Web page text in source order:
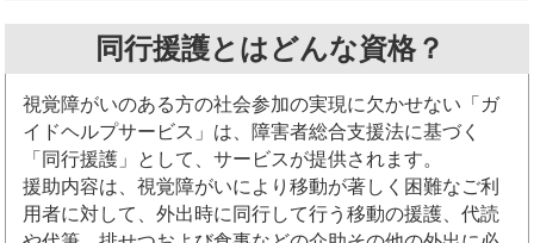
同行援護とはどんな資格？
視覚障がいのある方の社会参加の実現に欠かせない「ガ
イドヘルプサービス」は、障害者総合支援法に基づく
「同行援護」として、サービスが提供されます。
援助内容は、視覚障がいにより移動が著しく困難なご利
用者に対して、外出時に同行して行う移動の援護、代読